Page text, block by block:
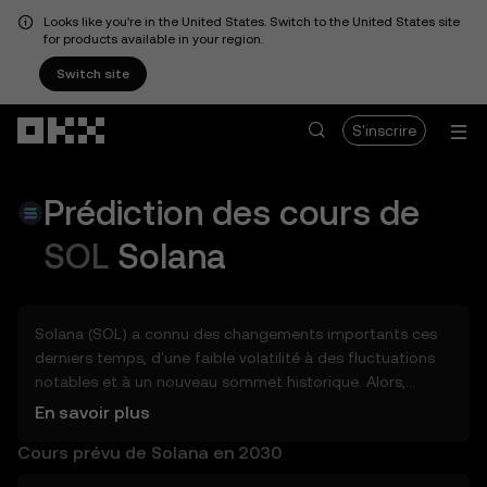
Looks like you're in the United States. Switch to the United States site
for products available in your region.
Switch site
S'inscrire
Prédiction des cours de
SOL Solana
Solana (SOL) a connu des changements importants ces
derniers temps, d'une faible volatilité à des fluctuations
notables et à un nouveau sommet historique. Alors,
combien Solana (SOL) pourrait-il valoir demain, à la fin
des outils qui peuvent vous aider à entrevoir le potentiel
En savoir plus
Cours prévu de Solana en 2030